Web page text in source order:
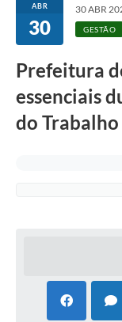
ABR
30
30 ABR
GESTÃO
Prefeitura
essenciais
do Trabalho